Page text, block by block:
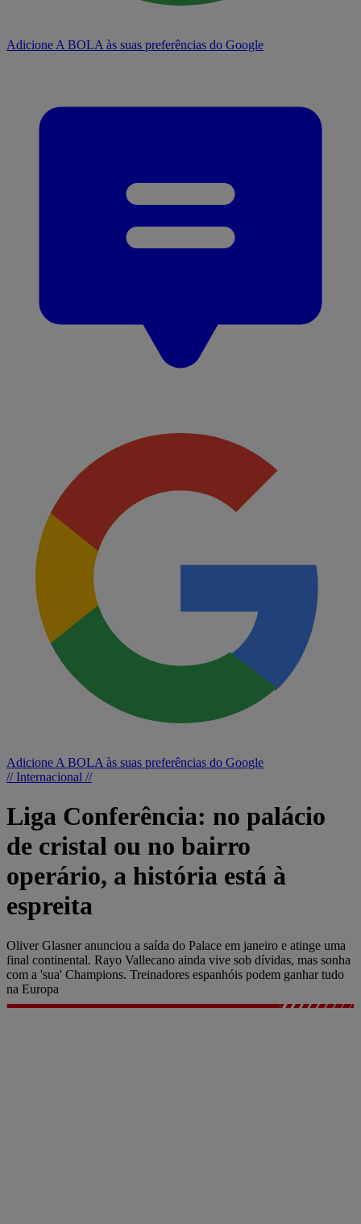
Adicione A BOLA às suas preferências do Google
Adicione A BOLA às suas preferências do Google
// Internacional //
Liga Conferência: no palácio
de cristal ou no bairro
operário, a história está à
espreita
Oliver Glasner anunciou a saída do Palace em janeiro e atinge uma
final continental. Rayo Vallecano ainda vive sob dívidas, mas sonha
com a 'sua' Champions. Treinadores espanhóis podem ganhar tudo
na Europa